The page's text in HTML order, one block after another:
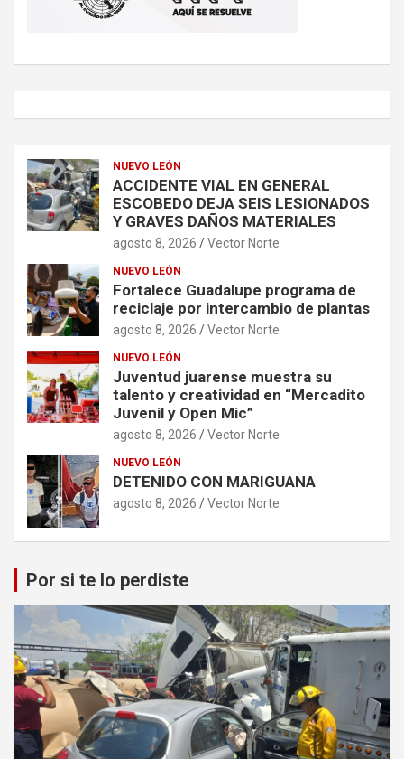
NUEVO LEÓN
ACCIDENTE VIAL EN GENERAL
ESCOBEDO DEJA SEIS LESIONADOS
Y GRAVES DAÑOS MATERIALES
agosto 8, 2026 Vector Norte
NUEVO LEÓN
Fortalece Guadalupe programa de
reciclaje por intercambio de plantas
agosto 8, 2026 Vector Norte
NUEVO LEÓN
Juventud juarense muestra su
talento y creatividad en “Mercadito
Juvenil y Open Mic”
agosto 8, 2026 Vector Norte
NUEVO LEÓN
DETENIDO CON MARIGUANA
agosto 8, 2026 Vector Norte
Por si te lo perdiste